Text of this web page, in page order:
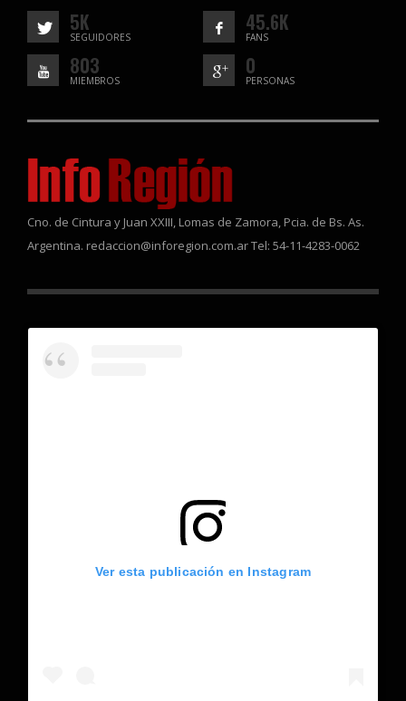
5K
SEGUIDORES
45.6K
FANS
803
MIEMBROS
0
PERSONAS
Cno. de Cintura y Juan XXIII, Lomas de Zamora, Pcia. de Bs. As.
Argentina. redaccion@inforegion.com.ar Tel: 54-11-4283-0062
Ver esta publicación en Instagram